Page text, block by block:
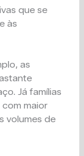
que se
às
as
Já famílias
maior
volumes de